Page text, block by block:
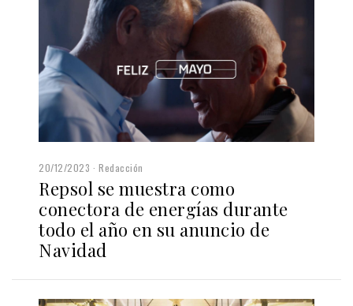
20/12/2023 Redacción
Repsol se muestra como
conectora de energías durante
todo el año en su anuncio de
Navidad